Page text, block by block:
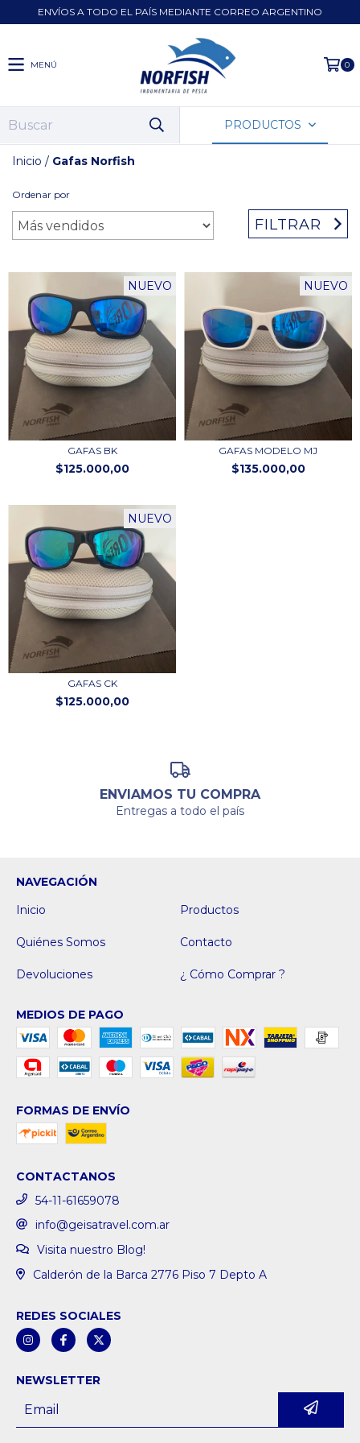
ENVÍOS A TODO EL PAÍS MEDIANTE CORREO ARGENTINO
MENÚ 0
PRODUCTOS
Inicio / Gafas Norfish
Ordenar por
FILTRAR
NUEVO
GAFAS BK
$125.000,00
NUEVO
GAFAS MODELO MJ
$135.000,00
NUEVO
GAFAS CK
$125.000,00
ENVIAMOS TU COMPRA
Entregas a todo el país
NAVEGACIÓN
Inicio
Productos
Quiénes Somos Contacto
Devoluciones ¿ Cómo Comprar ?
MEDIOS DE PAGO
FORMAS DE ENVÍO
CONTACTANOS
54-11-61659078
info@geisatravel.com.ar
Visita nuestro Blog!
Calderón de la Barca 2776 Piso 7 Depto A
REDES SOCIALES
NEWSLETTER